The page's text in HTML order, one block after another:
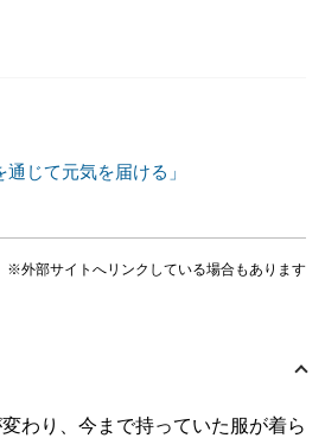
じて元気を届ける」
※外部サイトへリンクしている場合もあります
変わり、今まで持っていた服が着ら